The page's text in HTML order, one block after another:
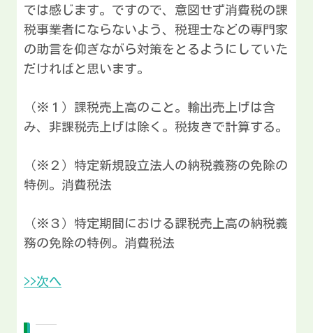
では感じます。ですので、意図せず消費税の課
税事業者にならないよう、税理士などの専門家
の助言を仰ぎながら対策をとるようにしていた
だければと思います。
（※１）課税売上高のこと。輸出売上げは含
み、非課税売上げは除く。税抜きで計算する。
（※２）特定新規設立法人の納税義務の免除の
特例。消費税法
（※３）特定期間における課税売上高の納税義
務の免除の特例。消費税法
>>次へ